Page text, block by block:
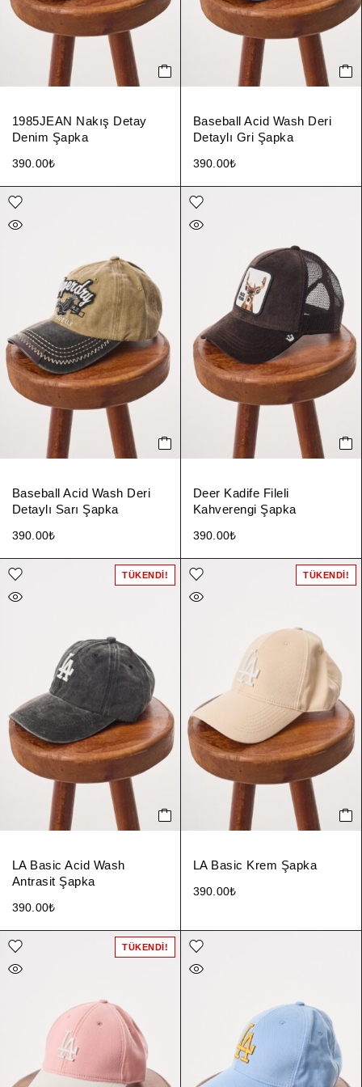
1985JEAN Nakış Detay
Denim Şapka
390.00₺
Baseball Acid Wash Deri
Detaylı Gri Şapka
390.00₺
Baseball Acid Wash Deri
Detaylı Sarı Şapka
390.00₺
Deer Kadife Fileli
Kahverengi Şapka
390.00₺
TÜKENDI!
LA Basic Acid Wash
Antrasit Şapka
390.00₺
TÜKENDI!
LA Basic Krem Şapka
390.00₺
TÜKENDI!